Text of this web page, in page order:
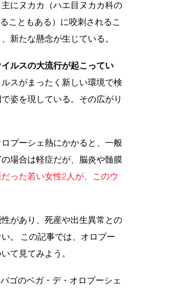
にヌカカ（ハエ目ヌカカ科の
こともある）に咬刺されるこ
新たな懸念が生じている。
ルスの大流行が起こってい
スがまったく新しい環境で検
姿を現している。その広がり
プーシェ熱にかかると、一般
場合は軽症だが、脳炎や髄膜
った若い女性2人が、このウ
があり、死産や出生異常との
。 この記事では、オロプー
て見てみよう。
ゴのベガ・デ・オロプーシェ